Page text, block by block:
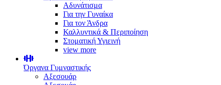
Αδυνάτισμα
Για την Γυναίκα
Για τον Άνδρα
Καλλυντικά & Περιποίηση
Στοματική Υγιεινή
view more
Όργανα Γυμναστικής
Αξεσουάρ